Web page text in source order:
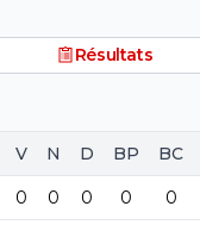
Résultats
V N D BP BC
0 0 0 0 0